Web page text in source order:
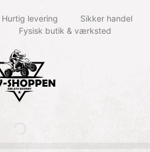
Hurtig levering
Sikker handel
Fysisk butik & værksted